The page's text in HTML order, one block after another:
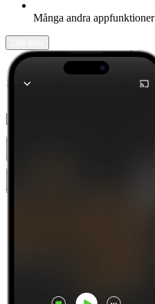
Många andra appfunktioner